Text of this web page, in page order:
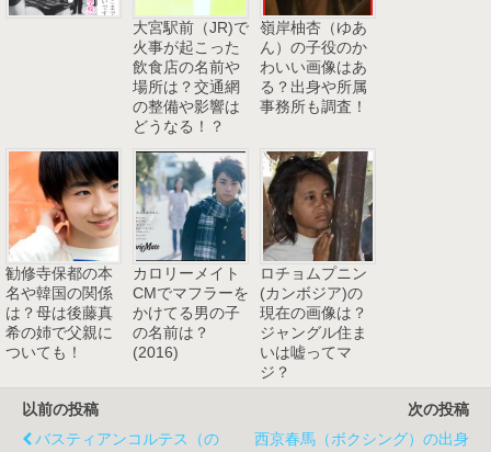
大宮駅前（JR)で
火事が起こった
飲食店の名前や
場所は？交通網
の整備や影響は
どうなる！？
嶺岸柚杏（ゆあ
ん）の子役のか
わいい画像はあ
る？出身や所属
事務所も調査！
勧修寺保都の本
名や韓国の関係
は？母は後藤真
希の姉で父親に
ついても！
カロリーメイト
CMでマフラーを
かけてる男の子
の名前は？
(2016)
ロチョムプニン
(カンボジア)の
現在の画像は？
ジャングル住ま
いは嘘ってマ
ジ？
以前の投稿
バスティアンコルテス（の
次の投稿
西京春馬（ボクシング）の出身